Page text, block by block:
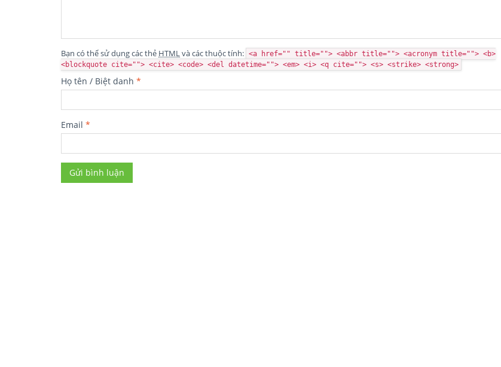
Bạn có thể sử dụng các thẻ HTMLvà các thuộc tính: <a href="" title=""> <abbr title=""> <acronym title=""> <b>
<blockquote cite=""> <cite> <code> <del datetime=""> <em> <i> <q cite=""> <s> <strike> <strong>
Họ tên / Biệt danh *
Email *